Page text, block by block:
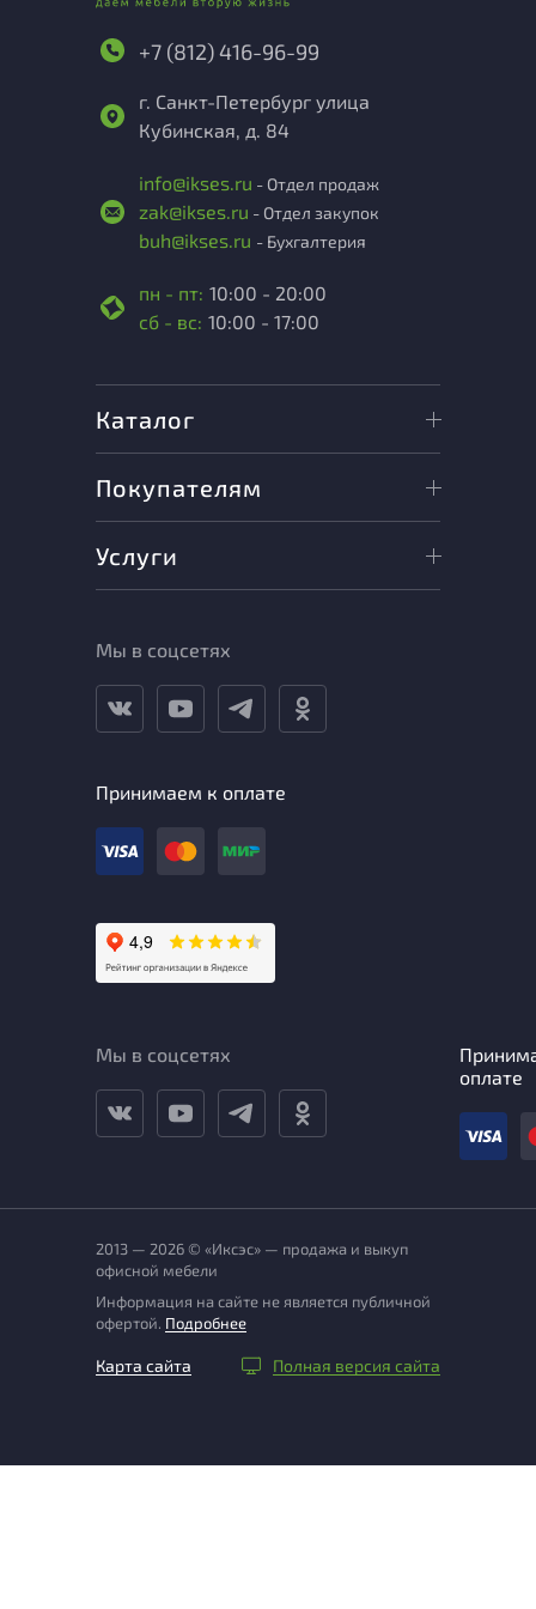
+7 (812) 416-96-99
г. Санкт-Петербург улица
Кубинская, д. 84
info@ikses.ru - Отдел продаж
zak@ikses.ru - Отдел закупок
buh@ikses.ru - Бухгалтерия
пн - пт: 10:00 - 20:00
сб - вс: 10:00 - 17:00
Каталог
Покупателям
Услуги
Мы в соцсетях
Принимаем к оплате
Мы в соцсетях
оплате
2013 — 2026 © «Иксэс» — продажа и выкуп
офисной мебели
Информация на сайте не является публичной
офертой. Подробнее
Карта сайта Полная версия сайта